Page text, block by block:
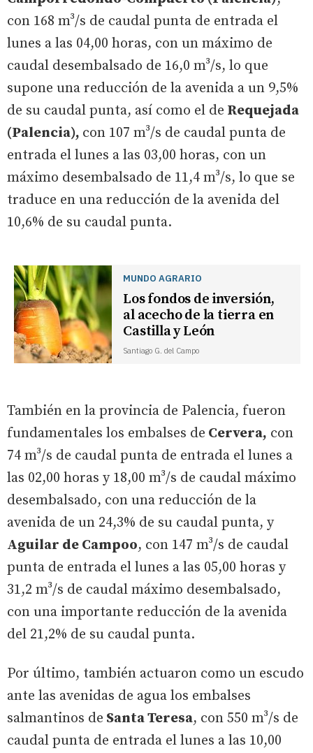
con 168 m³/s de caudal punta de entrada el
lunes a las 04,00 horas, con un máximo de
caudal desembalsado de 16,0 m³/s, lo que
supone una reducción de la avenida a un 9,5%
de su caudal punta, así como el de Requejada
(Palencia), con 107 m³/s de caudal punta de
entrada el lunes a las 03,00 horas, con un
máximo desembalsado de 11,4 m³/s, lo que se
traduce en una reducción de la avenida del
10,6% de su caudal punta.
MUNDO AGRARIO
Los fondos de inversión,
al acecho de la tierra en
Castilla y León
Santiago G. del Campo
También en la provincia de Palencia, fueron
fundamentales los embalses de Cervera, con
74 m³/s de caudal punta de entrada el lunes a
las 02,00 horas y 18,00 m³/s de caudal máximo
desembalsado, con una reducción de la
avenida de un 24,3% de su caudal punta, y
Aguilar de Campoo, con 147 m³/s de caudal
punta de entrada el lunes a las 05,00 horas y
31,2 m³/s de caudal máximo desembalsado,
con una importante reducción de la avenida
del 21,2% de su caudal punta.
Por último, también actuaron como un escudo
ante las avenidas de agua los embalses
salmantinos de Santa Teresa, con 550 m³/s de
caudal punta de entrada el lunes a las 10,00